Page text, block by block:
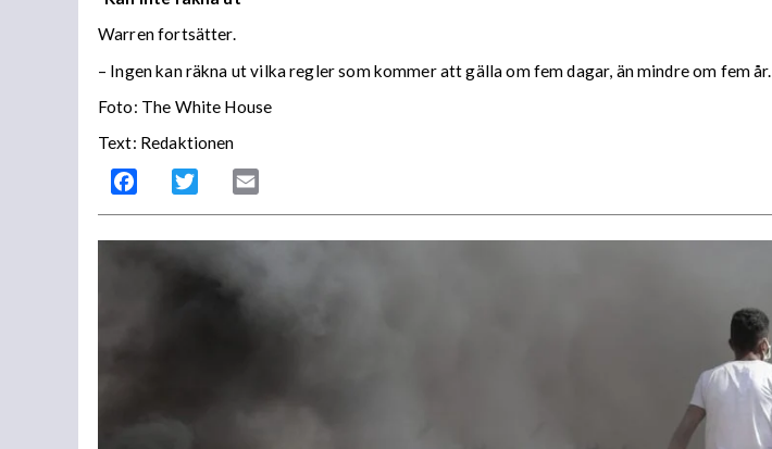
Warren fortsätter.
– Ingen kan räkna ut vilka regler som kommer att gälla om fem dagar, än mindre om fem år.
Foto: The White House
Text: Redaktionen
Facebook Twitter